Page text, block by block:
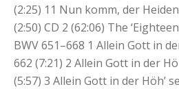
(2:25) 11 Nun komm, der
(2:50) CD 2 (62:06) The
BWV 651–668 1 Allein Gott in
662 (7:21) 2 Allein Gott in der
(5:57) 3 Allein Gott in der Höh’